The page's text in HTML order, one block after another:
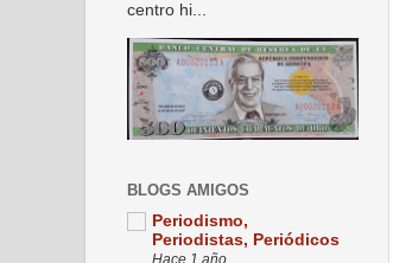
centro hi...
BLOGS AMIGOS
Periodismo,
Periodistas, Periódicos